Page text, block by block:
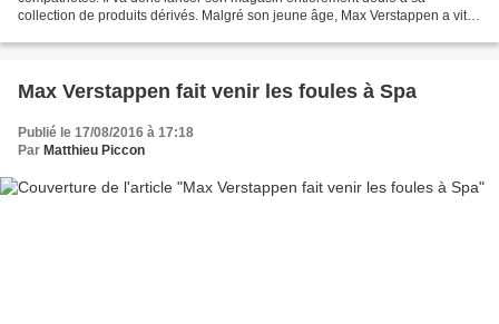
collection de produits dérivés. Malgré son jeune âge, Max Verstappen a vite
Max Verstappen fait venir les foules à Spa
Publié le 17/08/2016 à 17:18
Par Matthieu Piccon